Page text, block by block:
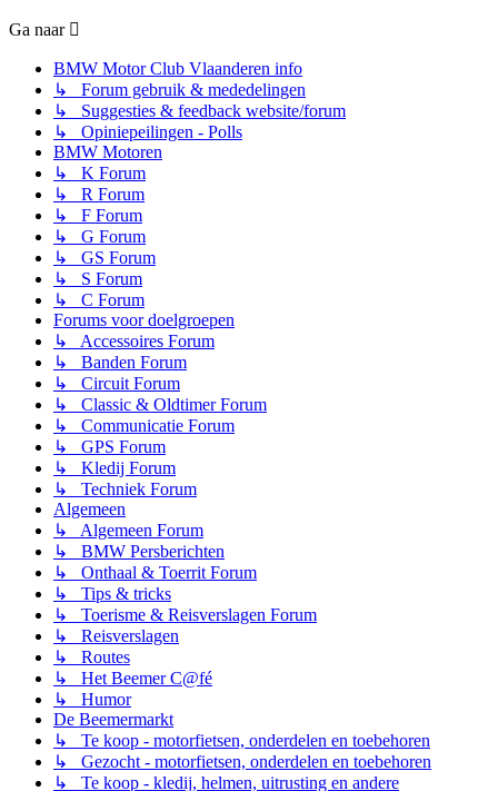
Ga naar
BMW Motor Club Vlaanderen info
↳ Forum gebruik & mededelingen
↳ Suggesties & feedback website/forum
↳ Opiniepeilingen - Polls
BMW Motoren
↳ K Forum
↳ R Forum
↳ F Forum
↳ G Forum
↳ GS Forum
↳ S Forum
↳ C Forum
Forums voor doelgroepen
↳ Accessoires Forum
↳ Banden Forum
↳ Circuit Forum
↳ Classic & Oldtimer Forum
↳ Communicatie Forum
↳ GPS Forum
↳ Kledij Forum
↳ Techniek Forum
Algemeen
↳ Algemeen Forum
↳ BMW Persberichten
↳ Onthaal & Toerrit Forum
↳ Tips & tricks
↳ Toerisme & Reisverslagen Forum
↳ Reisverslagen
↳ Routes
↳ Het Beemer C@fé
↳ Humor
De Beemermarkt
↳ Te koop - motorfietsen, onderdelen en toebehoren
↳ Gezocht - motorfietsen, onderdelen en toebehoren
↳ Te koop - kledij, helmen, uitrusting en andere